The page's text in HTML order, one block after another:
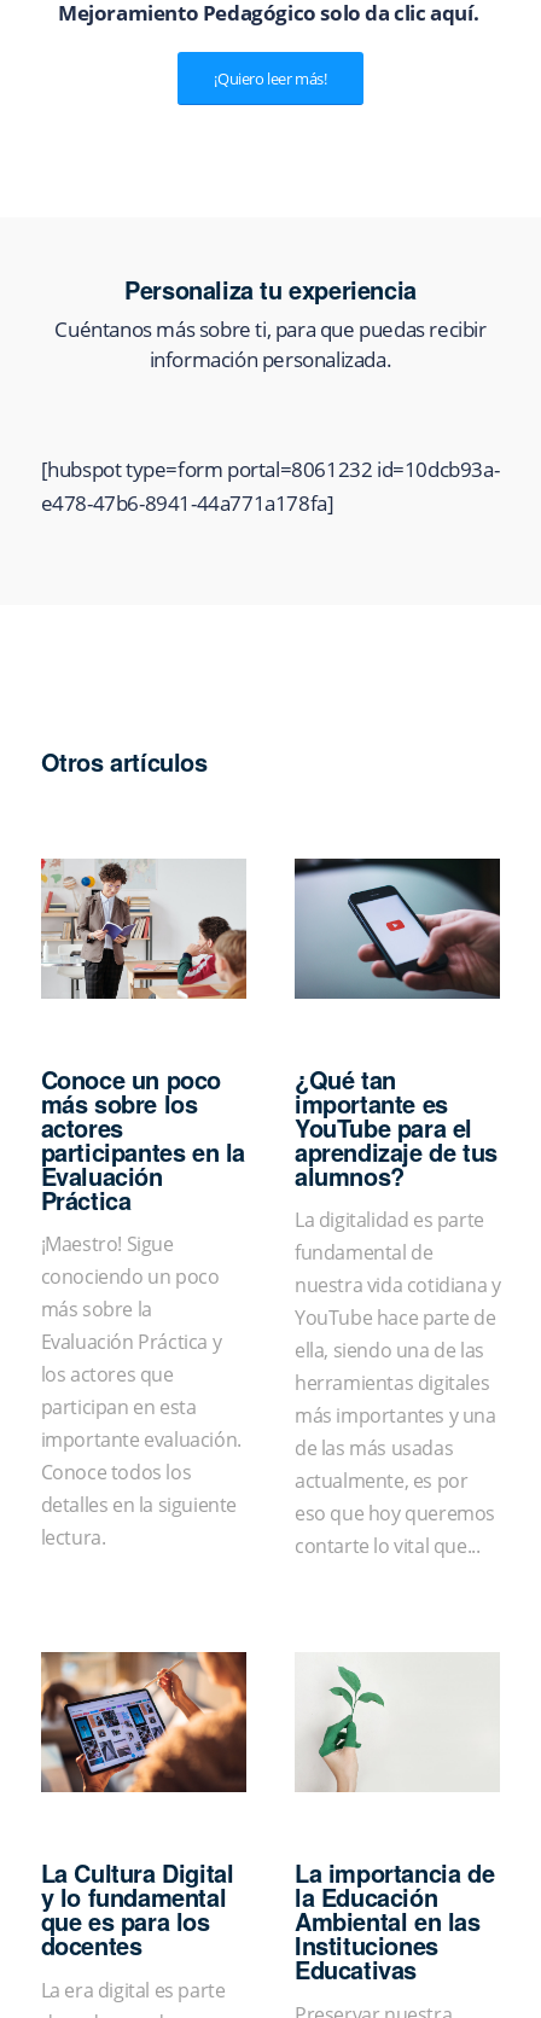
Mejoramiento Pedagógico solo da clic aquí.
¡Quiero leer más!
Personaliza tu experiencia
Cuéntanos más sobre ti, para que puedas recibir
información personalizada.
[hubspot type=form portal=8061232 id=10dcb93a-
e478-47b6-8941-44a771a178fa]
Otros artículos
Conoce un poco
más sobre los
actores
participantes en la
Evaluación
Práctica
¡Maestro! Sigue
conociendo un poco
más sobre la
Evaluación Práctica y
los actores que
participan en esta
importante evaluación.
Conoce todos los
detalles en la siguiente
lectura.
¿Qué tan
importante es
YouTube para el
aprendizaje de tus
alumnos?
La digitalidad es parte
fundamental de
nuestra vida cotidiana y
YouTube hace parte de
ella, siendo una de las
herramientas digitales
más importantes y una
de las más usadas
actualmente, es por
eso que hoy queremos
contarte lo vital que...
La Cultura Digital
y lo fundamental
que es para los
docentes
La era digital es parte
La importancia de
la Educación
Ambiental en las
Instituciones
Educativas